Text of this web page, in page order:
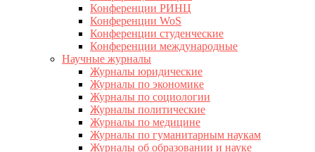
Конференции РИНЦ
Конференции WoS
Конференции студенческие
Конференции международные
Научные журналы
Журналы юридические
Журналы по экономике
Журналы по социологии
Журналы политические
Журналы по медицине
Журналы по гуманитарным наукам
Журналы об образовании и науке